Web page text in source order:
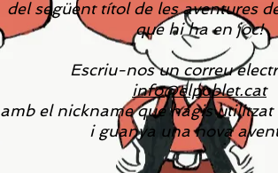
del següent títol de les aventures
que hi ha en joc!
Escriu-nos un correu
info@elpoblet.cat
amb el nickname que hagis
i guanya una nova